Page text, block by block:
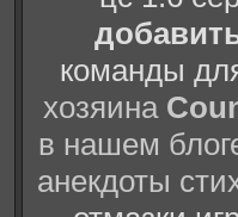
команды
хозяина
в нашем
анекдоты